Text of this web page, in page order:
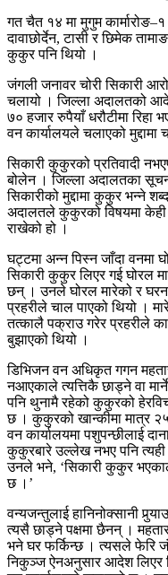
गत चैत १४ मा मुगुम कार्मारोङ–१
दावाछोर्देन, टासी र छिमेक
कुकुर पनि थियो ।
जंगली जनावर चोरी सिकारी
चलायो । जिल्ला अदालतको
७० हजार रुपैयाँ धरौटीमा रिहा
वन कार्यालयले चलाएको मुद्दामा
सिकारी कुकुरको प्रतिवादी
बोलेन । जिल्ला अदालतका सूचना
सिकारीको मुद्दामा कुकुर भन्ने
अदालतले कुकुरको विषयमा
राखेको हो ।
घट्टमा अन्न पिस्न जाँदा वनमा
सिकारी कुकुर लिएर गई घोरल
छन् । उनले घोरल मारेको र
प्रहरीले चाल पाएको थियो ।
तत्कालै पक्राउ गरेर प्रहरीले
बुझाएको थियो ।
डिभिजन वन अधिकृत गगन
नआएकाले त्यत्तिकै छाड्ने वा
पनि थुनामै रहेको कुकुरको
छ । कुकुरको खान्कीमा मात्र
वन कार्यालयमा पशुपन्छीलाई
कुकुरबारे उल्लेख नभए पनि त्यही
उनले भने, ‘सिकारी कुकुर
छ ।’
वन्यजन्तुलाई हानिनोक्सानी
त्यसै छाड्ने पक्षमा छैनन् ।
भने घर फर्किन्छ । त्यसले फेरि
निकुञ्ज ऐनअनुसार आदेश लिएर